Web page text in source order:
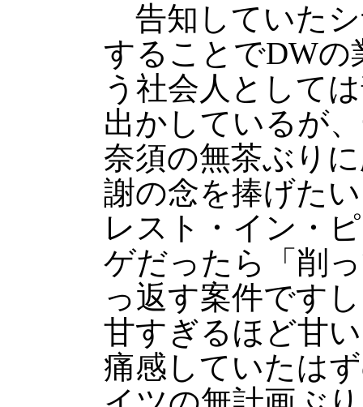
告知していた
することでDWの
う社会人として
出かしているが
奈須の無茶ぶり
謝の念を捧げた
レスト・イン・
ゲだったら「削
っ返す案件です
甘すぎるほど甘
痛感していたは